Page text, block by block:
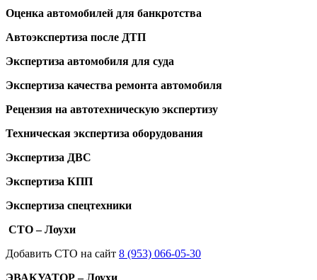
Оценка автомобилей для банкротства
Автоэкспертиза после ДТП
Экспертиза автомобиля для суда
Экспертиза качества ремонта автомобиля
Рецензия на автотехническую экспертизу
Техническая экспертиза оборудования
Экспертиза ДВС
Экспертиза КПП
Экспертиза спецтехники
СТО – Лоухи
Добавить СТО на сайт 8 (953) 066-05-30
ЭВАКУАТОР – Лоухи